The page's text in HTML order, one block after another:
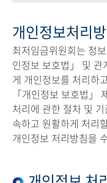
개인정보처리
최저임금위원회는 정
인정보 보호법」 및
게 개인정보를 처리하
「개인정보 보호법」
처리에 관한 절차 및
속하고 원활하게 처리
개인정보 처리방침을